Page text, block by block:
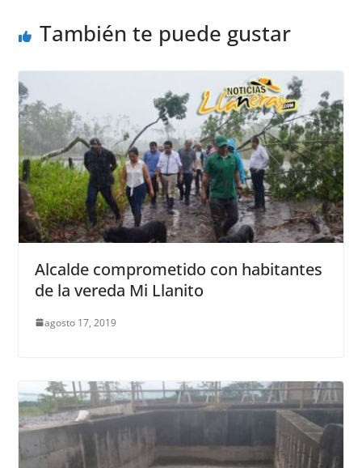
También te puede gustar
Alcalde comprometido con habitantes
de la vereda Mi Llanito
agosto 17, 2019